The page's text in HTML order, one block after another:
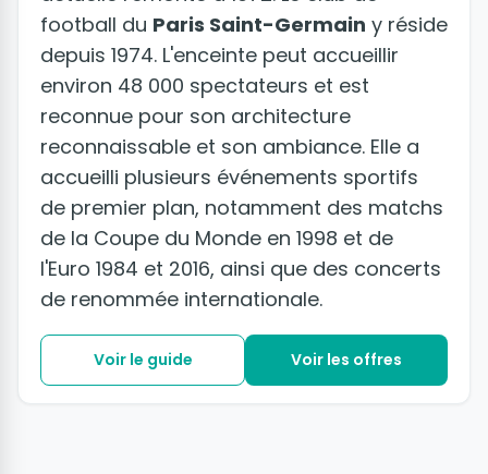
football du Paris Saint-Germain y réside
depuis 1974. L'enceinte peut accueillir
environ 48 000 spectateurs et est
reconnue pour son architecture
reconnaissable et son ambiance. Elle a
accueilli plusieurs événements sportifs
de premier plan, notamment des matchs
de la Coupe du Monde en 1998 et de
l'Euro 1984 et 2016, ainsi que des concerts
de renommée internationale.
Voir le guide Voir les offres